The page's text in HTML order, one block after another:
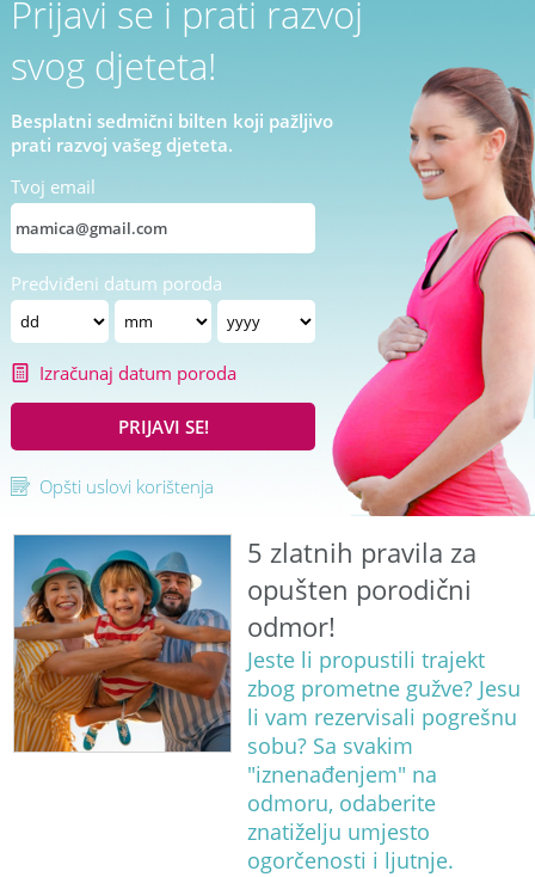
Prijavi se i prati razvoj
svog djeteta!
Besplatni sedmični bilten koji pažljivo
prati razvoj vašeg djeteta.
Tvoj email
Predviđeni datum poroda
Izračunaj datum poroda
PRIJAVI SE!
Opšti uslovi korištenja
5 zlatnih pravila za
opušten porodični
odmor!
Jeste li propustili trajekt
zbog prometne gužve? Jesu
li vam rezervisali pogrešnu
sobu? Sa svakim
"iznenađenjem" na
odmoru, odaberite
znatiželju umjesto
ogorčenosti i ljutnje.